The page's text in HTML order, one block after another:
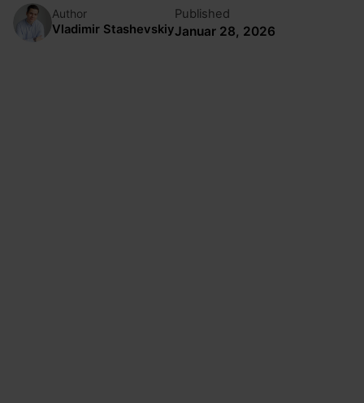
Author
Vladimir Stashevskiy
Published
Januar 28, 2026